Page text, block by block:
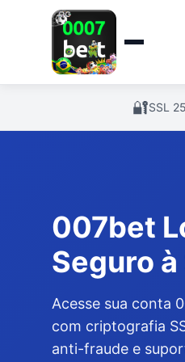
🔐SSL
007bet
Seguro
Acesse sua conta
com criptografia
anti-fraude e